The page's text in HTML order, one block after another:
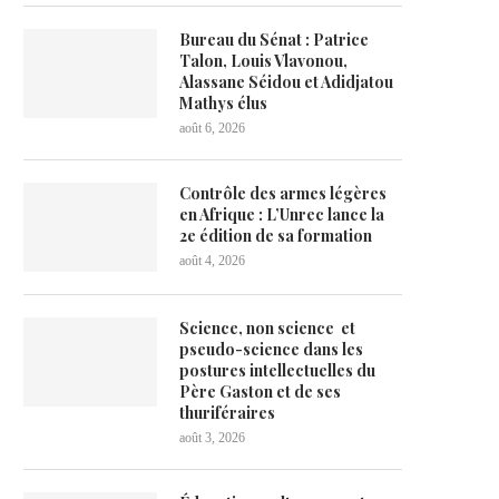
Bureau du Sénat : Patrice
Talon, Louis Vlavonou,
Alassane Séidou et Adidjatou
Mathys élus
août 6, 2026
Contrôle des armes légères
en Afrique : L’Unrec lance la
2e édition de sa formation
août 4, 2026
Science, non science et
pseudo-science dans les
postures intellectuelles du
Père Gaston et de ses
thuriféraires
août 3, 2026